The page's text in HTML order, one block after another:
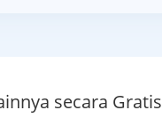
secara Gratis